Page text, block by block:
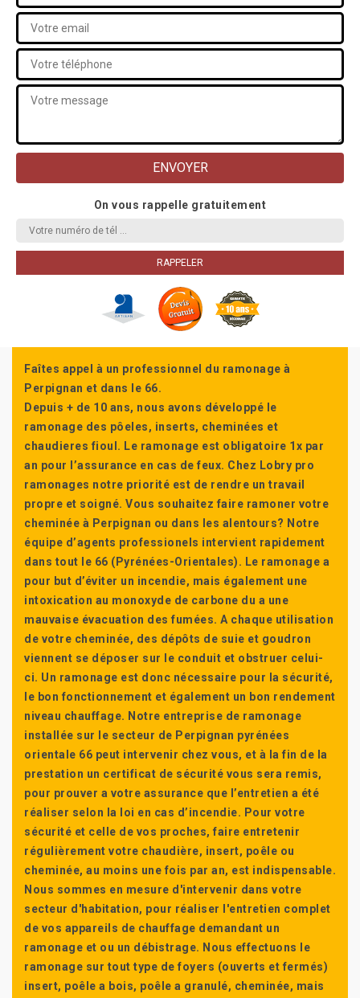
On vous rappelle gratuitement
Faîtes appel à un professionnel du ramonage à
Perpignan et dans le 66.
Depuis + de 10 ans, nous avons développé le
ramonage des pôeles, inserts, cheminées et
chaudieres fioul. Le ramonage est obligatoire 1x par
an pour l’assurance en cas de feux. Chez Lobry pro
ramonages notre priorité est de rendre un travail
propre et soigné. Vous souhaitez faire ramoner votre
cheminée à Perpignan ou dans les alentours? Notre
équipe d’agents professionels intervient rapidement
dans tout le 66 (Pyrénées-Orientales). Le ramonage a
pour but d’éviter un incendie, mais également une
intoxication au monoxyde de carbone du a une
mauvaise évacuation des fumées. A chaque utilisation
de votre cheminée, des dépôts de suie et goudron
viennent se déposer sur le conduit et obstruer celui-
ci. Un ramonage est donc nécessaire pour la sécurité,
le bon fonctionnement et également un bon rendement
niveau chauffage. Notre entreprise de ramonage
installée sur le secteur de Perpignan pyrénées
orientale 66 peut intervenir chez vous, et à la fin de la
prestation un certificat de sécurité vous sera remis,
pour prouver a votre assurance que l’entretien a été
réaliser selon la loi en cas d’incendie. Pour votre
sécurité et celle de vos proches, faire entretenir
régulièrement votre chaudière, insert, poêle ou
cheminée, au moins une fois par an, est indispensable.
Nous sommes en mesure d'intervenir dans votre
secteur d'habitation, pour réaliser l'entretien complet
de vos appareils de chauffage demandant un
ramonage et ou un débistrage. Nous effectuons le
ramonage sur tout type de foyers (ouverts et fermés)
insert, poêle a bois, poêle a granulé, cheminée, mais